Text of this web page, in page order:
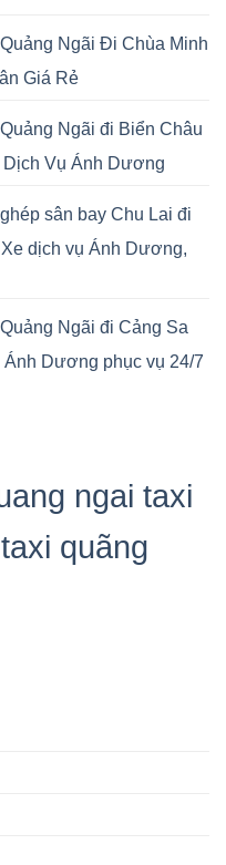
Ngãi Đi Chùa Minh
Giá Rẻ
Ngãi đi Biển Châu
Dịch Vụ Ánh Dương
sân bay Chu Lai đi
dịch vụ Ánh Dương,
Ngãi đi Cảng Sa
Dương phục vụ 24/7
ngai taxi
quãng